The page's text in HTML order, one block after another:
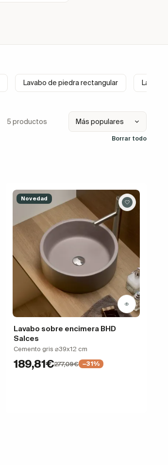
Lavabo de piedra rectangular
5 productos
Borrar todo
Novedad
Lavabo sobre encimera BHD
Salces
Cemento gris ⌀39x12 cm
189,81€277,09€ −31%